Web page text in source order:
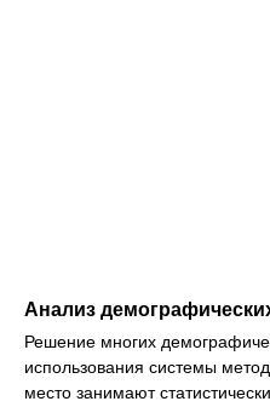
Анализ
Решение многих
использования системы
место занимают